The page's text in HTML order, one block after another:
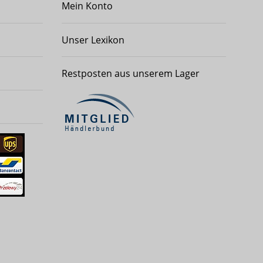
Mein Konto
Unser Lexikon
Restposten aus unserem Lager